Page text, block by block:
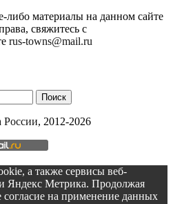
либо материалы на данном сайте
свяжитесь с
rus-towns@mail.ru
России, 2012-2026
а также сервисы веб-
Яндекс Метрика. Продолжая
согласие на применение данных